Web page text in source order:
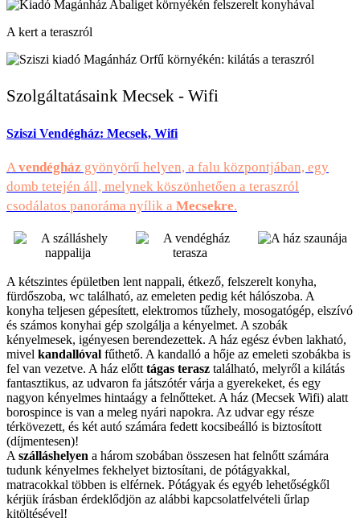
A kert a teraszról
Szolgáltatásaink Mecsek - Wifi
Sziszi Vendégház: Mecsek, Wifi
Avendégház gyönyörű helyen, a falu központjában, egy
domb tetején áll, melynek köszönhetően a teraszról
csodálatos panoráma nyílik a Mecsekre.
A kétszintes épületben lent nappali, étkező, felszerelt konyha,
fürdőszoba, wc található, az emeleten pedig két hálószoba. A
konyha teljesen gépesített, elektromos tűzhely, mosogatógép, elszívó
és számos konyhai gép szolgálja a kényelmet. A szobák
kényelmesek, igényesen berendezettek. A ház egész évben lakható,
mivel kandallóval fűthető. A kandalló a hője az emeleti szobákba is
fel van vezetve. A ház előtt tágas terasz található, melyről a kilátás
fantasztikus, az udvaron fa játszótér várja a gyerekeket, és egy
nagyon kényelmes hintaágy a felnőtteket. A ház (Mecsek Wifi) alatt
borospince is van a meleg nyári napokra. Az udvar egy része
térkövezett, és két autó számára fedett kocsibeálló is biztosított
(díjmentesen)!
A szálláshelyen a három szobában összesen hat felnőtt számára
tudunk kényelmes fekhelyet biztosítani, de pótágyakkal,
matracokkal többen is elférnek. Pótágyak és egyéb lehetőségkől
kérjük írásban érdeklődjön az alábbi kapcsolatfelvételi űrlap
kitöltésével!